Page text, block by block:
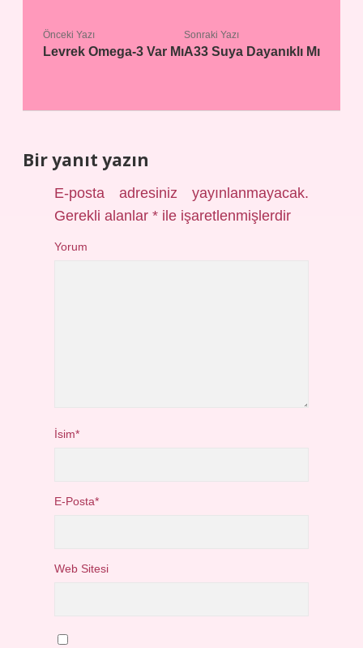
Önceki Yazı
Levrek Omega-3 Var Mı
Sonraki Yazı
A33 Suya Dayanıklı Mı
Bir yanıt yazın
E-posta adresiniz yayınlanmayacak.
Gerekli alanlar* ile işaretlenmişlerdir
Yorum
İsim*
E-Posta*
Web Sitesi